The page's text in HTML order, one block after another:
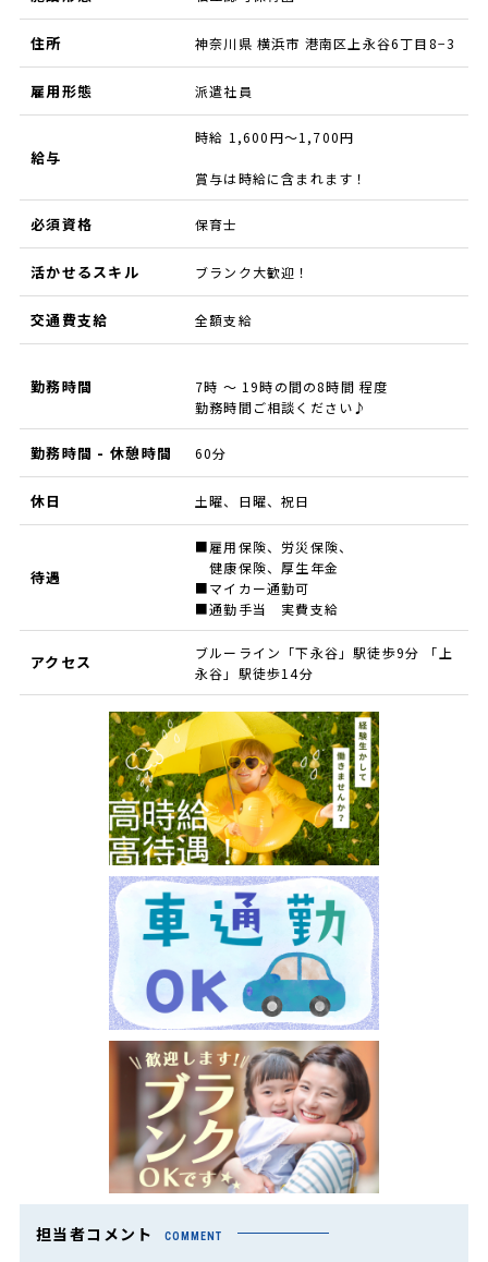
住所 神奈川県 横浜市 港南区上永谷6丁目8−3
雇用形態 派遣社員
給与
時給 1,600円～1,700円
賞与は時給に含まれます！
必須資格 保育士
活かせるスキル ブランク大歓迎！
交通費支給 全額支給
勤務時間
7時 ～ 19時の間の8時間 程度
勤務時間ご相談ください♪
勤務時間 - 休憩時間 60分
休日 土曜、日曜、祝日
待遇
■雇用保険、労災保険、
健康保険、厚生年金
■マイカー通勤可
■通勤手当 実費支給
アクセス
ブルーライン「下永谷」駅徒歩9分 「上
永谷」駅徒歩14分
担当者コメント COMMENT